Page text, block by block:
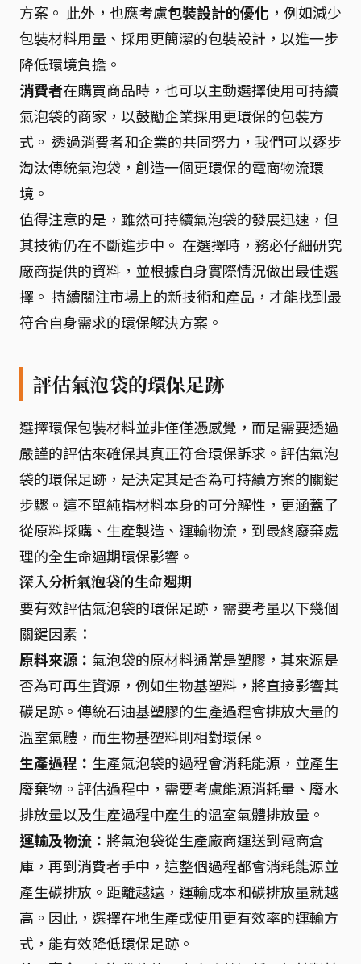
方案。 此外，也應考慮包裝設計的優化 ，例如減少
包裝材料用量、採用更簡潔的包裝設計，以進一步
降低環境負擔。
消費者在購買商品時，也可以主動選擇使用可持續
氣泡袋的商家，以鼓勵企業採用更環保的包裝方
式。 透過消費者和企業的共同努力，我們可以逐步
淘汰傳統氣泡袋，創造一個更環保的電商物流環
境。
值得注意的是，雖然可持續氣泡袋的發展迅速，但
其技術仍在不斷進步中。 在選擇時，務必仔細研究
廠商提供的資料，並根據自身實際情況做出最佳選
擇。 持續關注市場上的新技術和產品，才能找到最
符合自身需求的環保解決方案。
評估氣泡袋的環保足跡
選擇環保包裝材料並非僅僅憑感覺，而是需要透過
嚴謹的評估來確保其真正符合環保訴求。評估氣泡
袋的環保足跡，是決定其是否為可持續方案的關鍵
步驟。這不單純指材料本身的可分解性，更涵蓋了
從原料採購、生產製造、運輸物流，到最終廢棄處
理的全生命週期環保影響。
深入分析氣泡袋的生命週期
要有效評估氣泡袋的環保足跡，需要考量以下幾個
關鍵因素：
原料來源： 氣泡袋的原材料通常是塑膠，其來源是
否為可再生資源，例如生物基塑料，將直接影響其
碳足跡。傳統石油基塑膠的生產過程會排放大量的
溫室氣體，而生物基塑料則相對環保。
生產過程： 生產氣泡袋的過程會消耗能源，並產生
廢棄物。評估過程中，需要考慮能源消耗量、廢水
排放量以及生產過程中產生的溫室氣體排放量。
運輸及物流： 將氣泡袋從生產廠商運送到電商倉
庫，再到消費者手中，這整個過程都會消耗能源並
產生碳排放。距離越遠，運輸成本和碳排放量就越
高。因此，選擇在地生產或使用更有效率的運輸方
式，能有效降低環保足跡。